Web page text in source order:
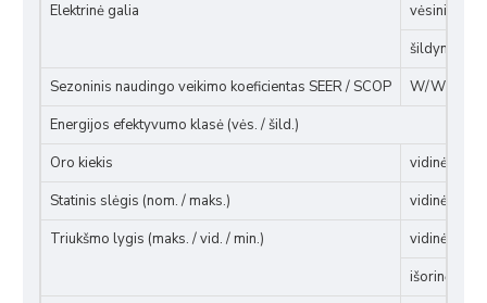
Elektrinė galia
vėsinimas,
šildymas,
Sezoninis naudingo veikimo koeficientas SEER / SCOP
W/W
Energijos efektyvumo klasė (vės. / šild.)
Oro kiekis
vidinė
Statinis slėgis (nom. / maks.)
vidinė
Triukšmo lygis (maks. / vid. / min.)
vidinė
išorinė